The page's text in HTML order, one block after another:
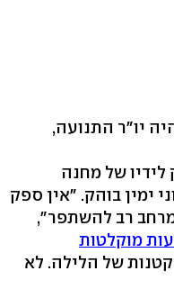
יו"ר התנועה,
של מחנה
ימין בוהק. "אין ספק
רב להשתפר",
מוקלטות
של הלילה. לא